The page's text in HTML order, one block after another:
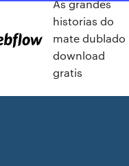
As grandes
historias do
mate dublado
download
gratis